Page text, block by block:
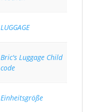
LUGGAGE
Bric's Luggage Child
code
Einheitsgröße